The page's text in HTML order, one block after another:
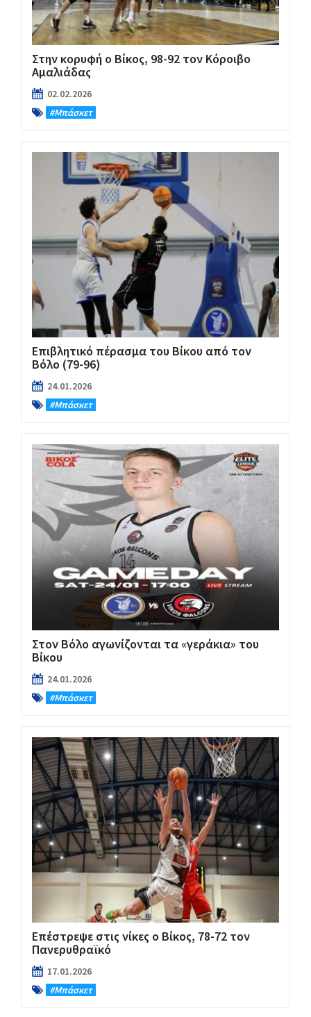
Στην κορυφή ο Βίκος, 98-92 τον Κόροιβο
Αμαλιάδας
02.02.2026
#Μπάσκετ
Επιβλητικό πέρασμα του Βίκου από τον
Βόλο (79-96)
24.01.2026
#Μπάσκετ
Στον Βόλο αγωνίζονται τα «γεράκια» του
Βίκου
24.01.2026
#Μπάσκετ
Επέστρεψε στις νίκες ο Βίκος, 78-72 τον
Πανερυθραϊκό
17.01.2026
#Μπάσκετ